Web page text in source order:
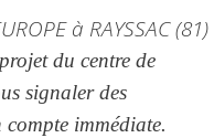
à RAYSSAC (81)
du centre de
signaler des
immédiate.